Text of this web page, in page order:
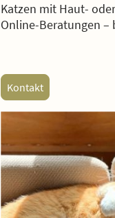
Katzen mit Haut-
Online-Beratungen –
Kontakt